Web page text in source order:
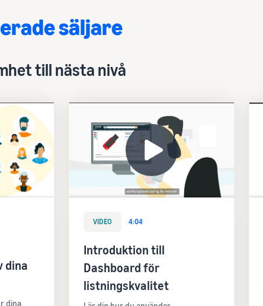
säljare
till nästa nivå
dina
dina
VIDEO 4:04
Introduktion till
Dashboard för
listningskvalitet